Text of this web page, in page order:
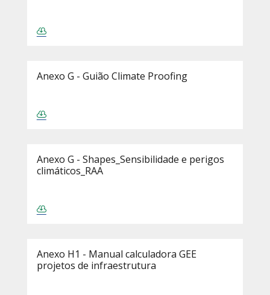
Anexo G - Guião Climate Proofing
Anexo G - Shapes_Sensibilidade e perigos
climáticos_RAA
Anexo H1 - Manual calculadora GEE
projetos de infraestrutura